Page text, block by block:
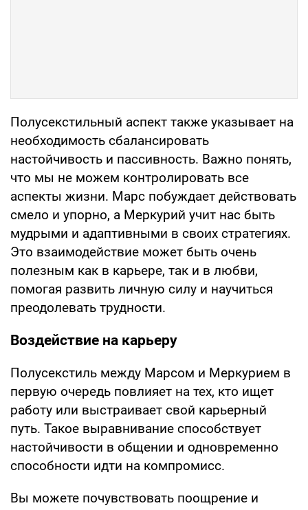
Полусекстильный аспект также указывает на
необходимость сбалансировать
настойчивость и пассивность. Важно понять,
что мы не можем контролировать все
аспекты жизни. Марс побуждает действовать
смело и упорно, а Меркурий учит нас быть
мудрыми и адаптивными в своих стратегиях.
Это взаимодействие может быть очень
полезным как в карьере, так и в любви,
помогая развить личную силу и научиться
преодолевать трудности.
Воздействие на карьеру
Полусекстиль между Марсом и Меркурием в
первую очередь повлияет на тех, кто ищет
работу или выстраивает свой карьерный
путь. Такое выравнивание способствует
настойчивости в общении и одновременно
способности идти на компромисс.
Вы можете почувствовать поощрение и